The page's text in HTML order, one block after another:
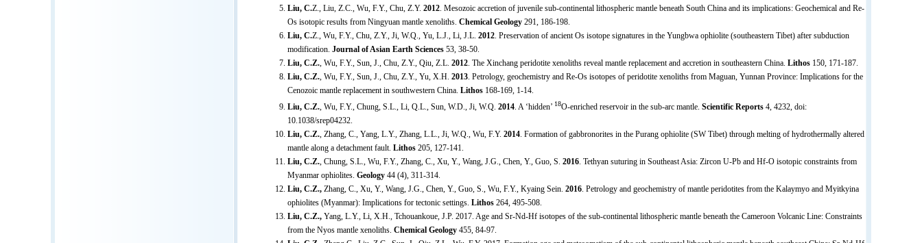
Liu, C.Z., Liu, Z.C., Wu, F.Y., Chu, Z.Y. 2012. Mesozoic accretion of juvenile sub-continental lithospheric mantle beneath South China and its implications: Geochemical and Re-
Os isotopic results from Ningyuan mantle xenoliths. Chemical Geology 291, 186-198.
Liu, C.Z., Wu, F.Y., Chu, Z.Y., Ji, W.Q., Yu, L.J., Li, J.L. 2012. Preservation of ancient Os isotope signatures in the Yungbwa ophiolite (southeastern Tibet) after subduction
modification. Journal of Asian Earth Sciences 53, 38-50.
Liu, C.Z., Wu, F.Y., Sun, J., Chu, Z.Y., Qiu, Z.L. 2012. The Xinchang peridotite xenoliths reveal mantle replacement and accretion in southeastern China. Lithos 150, 171-187.
Liu, C.Z., Wu, F.Y., Sun, J., Chu, Z.Y., Yu, X.H. 2013. Petrology, geochemistry and Re-Os isotopes of peridotite xenoliths from Maguan, Yunnan Province: Implications for the
Cenozoic mantle replacement in southwestern China. Lithos 168-169, 1-14.
Liu, C.Z., Wu, F.Y., Chung, S.L., Li, Q.L., Sun, W.D., Ji, W.Q. 2014. A ‘hidden’ 18O-enriched reservoir in the sub-arc mantle. Scientific Reports 4, 4232, doi:
10.1038/srep04232.
Liu, C.Z., Zhang, C., Yang, L.Y., Zhang, L.L., Ji, W.Q., Wu, F.Y. 2014. Formation of gabbronorites in the Purang ophiolite (SW Tibet) through melting of hydrothermally altered
mantle along a detachment fault. Lithos 205, 127-141.
Liu, C.Z., Chung, S.L., Wu, F.Y., Zhang, C., Xu, Y., Wang, J.G., Chen, Y., Guo, S. 2016. Tethyan suturing in Southeast Asia: Zircon U-Pb and Hf-O isotopic constraints from
Myanmar ophiolites. Geology 44 (4), 311-314.
Liu, C.Z., Zhang, C., Xu, Y., Wang, J.G., Chen, Y., Guo, S., Wu, F.Y., Kyaing Sein. 2016. Petrology and geochemistry of mantle peridotites from the Kalaymyo and Myitkyina
ophiolites (Myanmar): Implications for tectonic settings. Lithos 264, 495-508.
Liu, C.Z., Yang, L.Y., Li, X.H., Tchouankoue, J.P. 2017. Age and Sr-Nd-Hf isotopes of the sub-continental lithospheric mantle beneath the Cameroon Volcanic Line: Constraints
from the Nyos mantle xenoliths. Chemical Geology 455, 84-97.